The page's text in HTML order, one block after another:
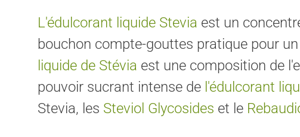
L'édulcorant liquide Stevia est un
bouchon compte-gouttes pratique pour
liquide de Stévia est une composition de
pouvoir sucrant intense de l'édulcorant
Stevia, les Steviol Glycosides et le